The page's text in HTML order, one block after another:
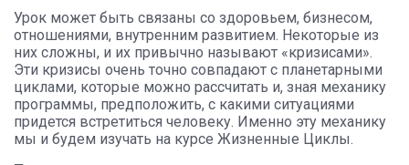
Урок может быть связаны со здоровьем, бизнесом,
отношениями, внутренним развитием. Некоторые из
них сложны, и их привычно называют «кризисами».
Эти кризисы очень точно совпадают с планетарными
циклами, которые можно рассчитать и, зная механику
программы, предположить, с какими ситуациями
придется встретиться человеку. Именно эту механику
мы и будем изучать на курсе Жизненные Циклы.